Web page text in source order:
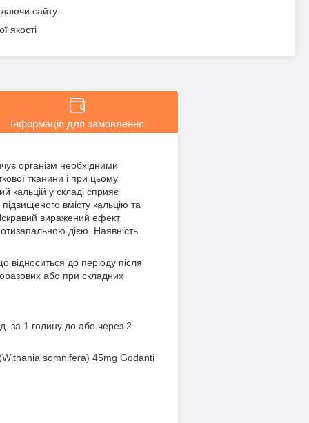
сайту.
якості
Інформація для замовлення
організм необхідними
тканини і при цьому
кальцій у складі сприяє
вмісту кальцію та
виражений ефект
дією. Наявність
до періоду після
або при складних
за 1 годину до або через 2
somnifera) 45mg Godanti